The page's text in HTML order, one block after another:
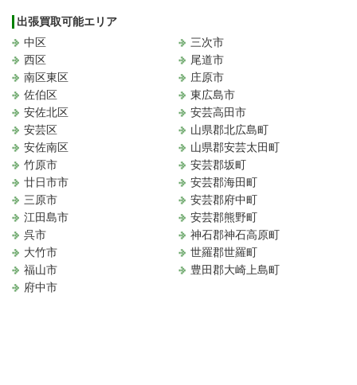
出張買取可能エリア
中区
西区
南区東区
佐伯区
安佐北区
安芸区
安佐南区
竹原市
廿日市市
三原市
江田島市
呉市
大竹市
福山市
府中市
三次市
尾道市
庄原市
東広島市
安芸高田市
山県郡北広島町
山県郡安芸太田町
安芸郡坂町
安芸郡海田町
安芸郡府中町
安芸郡熊野町
神石郡神石高原町
世羅郡世羅町
豊田郡大崎上島町